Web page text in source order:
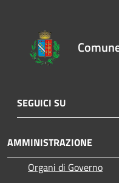
SEGUICI SU
AMMINISTRAZIONE
Organi di Governo